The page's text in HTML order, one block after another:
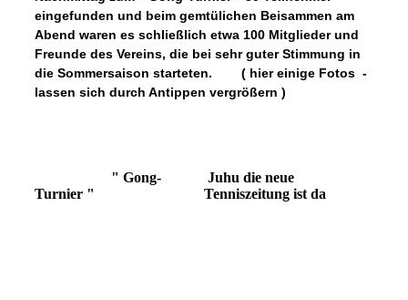
eingefunden und beim gemtülichen Beisammen am
Abend waren es schließlich etwa 100 Mitglieder und
Freunde des Vereins, die bei sehr guter Stimmung in
die Sommersaison starteten. ( hier einige Fotos -
lassen sich durch Antippen vergrößern )
" Gong-
Turnier "
Juhu die neue
Tenniszeitung ist da